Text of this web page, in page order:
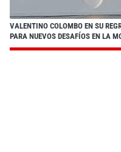
VALENTINO COLOMBO EN SU
PARA NUEVOS DESAFÍOS EN LA